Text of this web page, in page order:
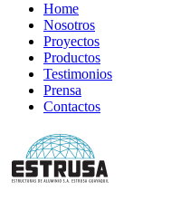
Home
Nosotros
Proyectos
Productos
Testimonios
Prensa
Contactos